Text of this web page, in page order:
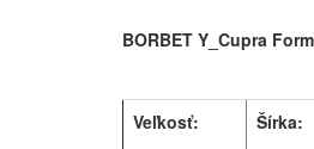
BORBET Y_Cupra
Veľkosť: Šírka: